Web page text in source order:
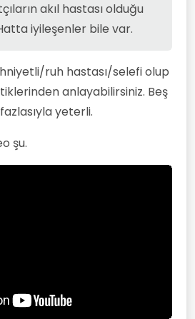
akıl hastası olduğu
iyileşenler bile var.
ruh hastası/selefi olup
anlayabilirsiniz. Beş
yeterli.
şu.